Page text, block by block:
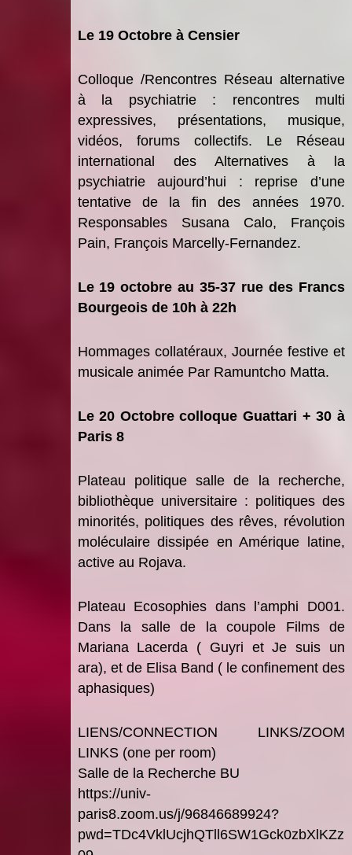
Le 19 Octobreà Censier
Colloque /Rencontres Réseau alternative
à la psychiatrie : rencontres multi
expressives, présentations, musique,
vidéos, forums collectifs. Le Réseau
international des Alternatives à la
psychiatrie aujourd’hui : reprise d’une
tentative de la fin des années 1970.
Responsables Susana Calo, François
Pain, François Marcelly-Fernandez.
Le 19 octobre au 35-37 rue des Francs
Bourgeois de 10h à 22h
Hommages collatéraux, Journée festive et
musicale animée Par Ramuntcho Matta.
Le 20 Octobre colloqueGuattari + 30 à
Paris 8
Plateau politiquesalle de la recherche,
bibliothèque universitaire : politiques des
minorités, politiques des rêves, révolution
moléculaire dissipée en Amérique latine,
active au Rojava.
Plateau Ecosophies dans l’amphi D001.
Dans la salle de la coupole Films de
Mariana Lacerda ( Guyri et Je suis un
ara), et de Elisa Band ( le confinement des
aphasiques)
LIENS/CONNECTION LINKS/ZOOM
LINKS (one per room)
Salle de la Recherche BU
https://univ-
paris8.zoom.us/j/96846689924?
pwd=TDc4VklUcjhQTll6SW1Gck0zbXlKZz